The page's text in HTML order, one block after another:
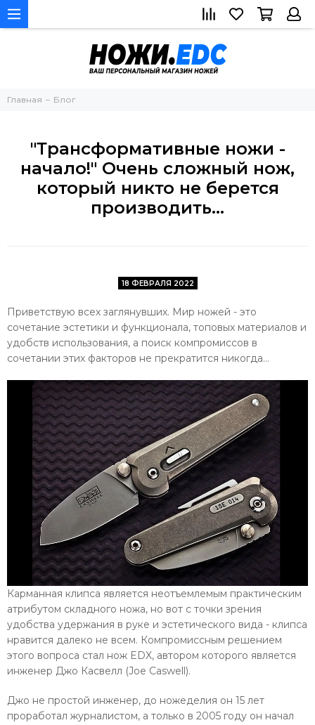
Главная Блог
"Трансформативные ножи -
начало!" Очень сложный нож,
который никто не берется
производить...
18 ФЕВРАЛЯ 2022
Приветствую всех заглянувших. Мир ножей - это
сочетание эстетики и функционала, топовых материалов и
удобств использования, а поиск компромиссов в
сочетании этих факторов не прекратится никогда...
Карманная клипса является неотъемлемым практическим
атрибутом складного ножа, но вот с точки зрения
удобства удержания в руке и эстетического вида - клипса
нравится далеко не всем. Компромиссным решением
этого вопроса стал нож EDX, автором которого является
инженер Джо Касвелл (Joe Caswell).
Джо не простой инженер, до ножеделия он 15 лет
проработал журналистом, а только в 2005 году он начал